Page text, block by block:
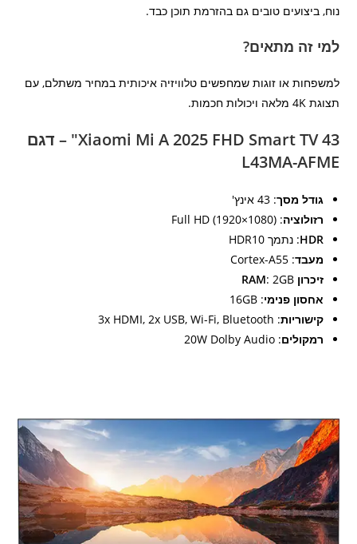
נוח, ביצועים טובים גם בהזרמת תוכן כבד.
למי זה מתאים?
למשפחות או זוגות שמחפשים טלוויזיה איכותית במחיר משתלם, עם
תצוגת 4K מלאה ויכולות חכמות.
Xiaomi Mi A 2025 FHD Smart TV 43" – דגם
L43MA-AFME
גודל מסך: 43 אינץ'
רזולוציה: Full HD (1920×1080)
HDR: נתמך HDR10
מעבד: Cortex-A55
זיכרון RAM: 2GB
אחסון פנימי: 16GB
קישוריות: 3x HDMI, 2x USB, Wi-Fi, Bluetooth
רמקולים: 20W Dolby Audio